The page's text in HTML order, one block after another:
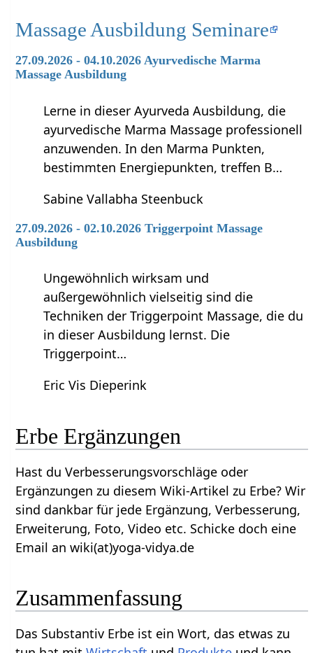
Massage Ausbildung Seminare
27.09.2026 - 04.10.2026 Ayurvedische Marma
Massage Ausbildung
Lerne in dieser Ayurveda Ausbildung, die
ayurvedische Marma Massage professionell
anzuwenden. In den Marma Punkten,
bestimmten Energiepunkten, treffen B…
Sabine Vallabha Steenbuck
27.09.2026 - 02.10.2026 Triggerpoint Massage
Ausbildung
Ungewöhnlich wirksam und
außergewöhnlich vielseitig sind die
Techniken der Triggerpoint Massage, die du
in dieser Ausbildung lernst. Die
Triggerpoint…
Eric Vis Dieperink
Erbe‏‎ Ergänzungen
Hast du Verbesserungsvorschläge oder
Ergänzungen zu diesem Wiki-Artikel zu Erbe‏‎? Wir
sind dankbar für jede Ergänzung, Verbesserung,
Erweiterung, Foto, Video etc. Schicke doch eine
Email an wiki(at)yoga-vidya.de
Zusammenfassung
Das Substantiv Erbe‏‎ ist ein Wort, das etwas zu